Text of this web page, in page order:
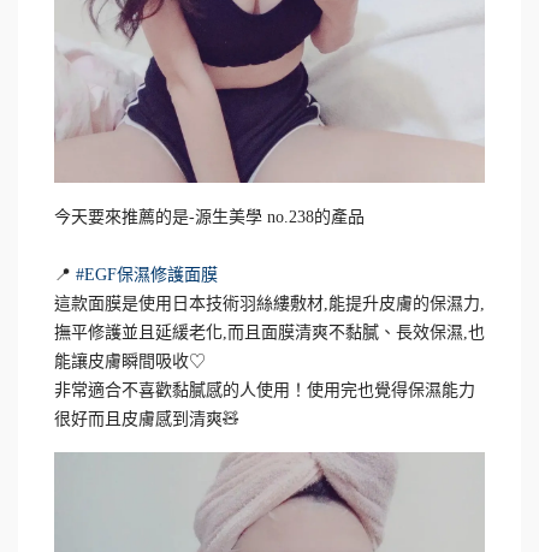
今天要來推薦的是-源生美學 no.238的產品
📍 #EGF保濕修護面膜
這款面膜是使用日本技術羽絲縷敷材,能提升皮膚的保濕力,
撫平修護並且延緩老化,而且面膜清爽不黏膩、長效保濕,也
能讓皮膚瞬間吸收♡
非常適合不喜歡黏膩感的人使用！使用完也覺得保濕能力
很好而且皮膚感到清爽🧸